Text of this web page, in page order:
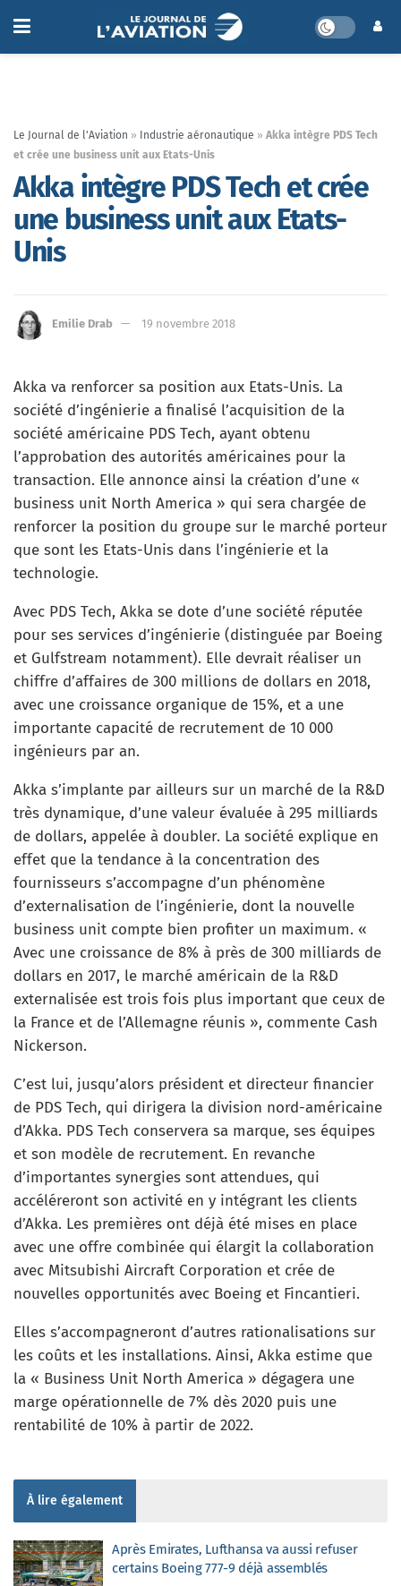
Le Journal de l'Aviation » Industrie aéronautique » Akka intègre PDS Tech
et crée une business unit aux Etats-Unis
Akka intègre PDS Tech et crée
une business unit aux Etats-
Unis
Emilie Drab 19 novembre 2018
Akka va renforcer sa position aux Etats-Unis. La
société d’ingénierie a finalisé l’acquisition de la
société américaine PDS Tech, ayant obtenu
l’approbation des autorités américaines pour la
transaction. Elle annonce ainsi la création d’une «
business unit North America » qui sera chargée de
renforcer la position du groupe sur le marché porteur
que sont les Etats-Unis dans l’ingénierie et la
technologie.
Avec PDS Tech, Akka se dote d’une société réputée
pour ses services d’ingénierie (distinguée par Boeing
et Gulfstream notamment). Elle devrait réaliser un
chiffre d’affaires de 300 millions de dollars en 2018,
avec une croissance organique de 15%, et a une
importante capacité de recrutement de 10 000
ingénieurs par an.
Akka s’implante par ailleurs sur un marché de la R&D
très dynamique, d’une valeur évaluée à 295 milliards
de dollars, appelée à doubler. La société explique en
effet que la tendance à la concentration des
fournisseurs s’accompagne d’un phénomène
d’externalisation de l’ingénierie, dont la nouvelle
business unit compte bien profiter un maximum. «
Avec une croissance de 8% à près de 300 milliards de
dollars en 2017, le marché américain de la R&D
externalisée est trois fois plus important que ceux de
la France et de l’Allemagne réunis », commente Cash
Nickerson.
C’est lui, jusqu’alors président et directeur financier
de PDS Tech, qui dirigera la division nord-américaine
d’Akka. PDS Tech conservera sa marque, ses équipes
et son modèle de recrutement. En revanche
d’importantes synergies sont attendues, qui
accéléreront son activité en y intégrant les clients
d’Akka. Les premières ont déjà été mises en place
avec une offre combinée qui élargit la collaboration
avec Mitsubishi Aircraft Corporation et crée de
nouvelles opportunités avec Boeing et Fincantieri.
Elles s’accompagneront d’autres rationalisations sur
les coûts et les installations. Ainsi, Akka estime que
la « Business Unit North America » dégagera une
marge opérationnelle de 7% dès 2020 puis une
rentabilité de 10% à partir de 2022.
À lire également
Après Emirates, Lufthansa va aussi refuser
certains Boeing 777-9 déjà assemblés